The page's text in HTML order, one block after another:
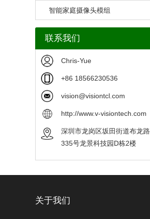
智能家庭摄像头模组
联系我们
Chris-Yue
+86 18566230536
vision@visiontcl.com
http://www.v-visiontech.com
深圳市龙岗区坂田街道布龙路
335号龙景科技园D栋2楼
关于我们